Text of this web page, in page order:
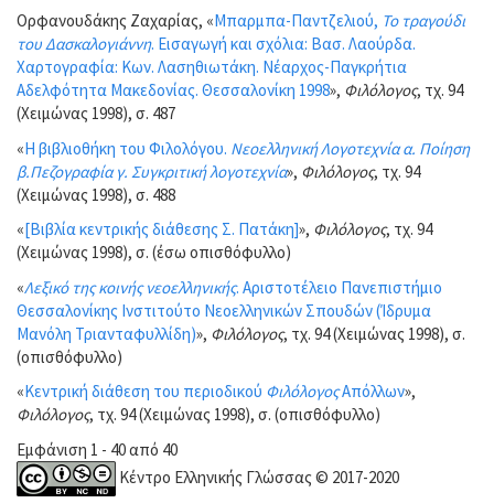
Ορφανουδάκης Ζαχαρίας, «Μπαρμπα-Παντζελιού, Το τραγούδι
του Δασκαλογιάννη. Εισαγωγή και σχόλια: Βασ. Λαούρδα.
Χαρτογραφία: Κων. Λασηθιωτάκη. Νέαρχος-Παγκρήτια
Αδελφότητα Μακεδονίας. Θεσσαλονίκη 1998», Φιλόλογος, τχ. 94
(Χειμώνας 1998), σ. 487
«Η βιβλιοθήκη του Φιλολόγου. Νεοελληνική Λογοτεχνία α. Ποίηση
β.Πεζογραφία γ. Συγκριτική λογοτεχνία», Φιλόλογος, τχ. 94
(Χειμώνας 1998), σ. 488
«[Βιβλία κεντρικής διάθεσης Σ. Πατάκη]», Φιλόλογος, τχ. 94
(Χειμώνας 1998), σ. (έσω οπισθόφυλλο)
«Λεξικό της κοινής νεοελληνικής. Αριστοτέλειο Πανεπιστήμιο
Θεσσαλονίκης Ινστιτούτο Νεοελληνικών Σπουδών (Ίδρυμα
Μανόλη Τριανταφυλλίδη)», Φιλόλογος, τχ. 94 (Χειμώνας 1998), σ.
(οπισθόφυλλο)
«Κεντρική διάθεση του περιοδικού ΦιλόλογοςΑπόλλων»,
Φιλόλογος, τχ. 94 (Χειμώνας 1998), σ. (οπισθόφυλλο)
Εμφάνιση 1 - 40 από 40
Κέντρο Ελληνικής Γλώσσας © 2017-2020